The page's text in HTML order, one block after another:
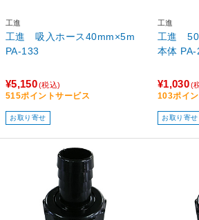
工進
工進 吸入ホース40mm×5m
PA-133
¥5,150(税込)
515ポイントサービス
お取り寄せ
工進
工進
本体 PA-
¥1,030(
103ポイ
お取り寄せ